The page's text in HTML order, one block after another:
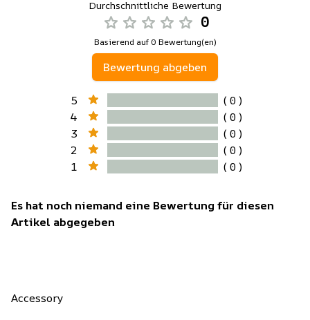
Durchschnittliche Bewertung
0
Basierend auf 0 Bewertung(en)
Bewertung abgeben
5
( 0 )
4
( 0 )
3
( 0 )
2
( 0 )
1
( 0 )
Es hat noch niemand eine Bewertung für diesen
Artikel abgegeben
Accessory